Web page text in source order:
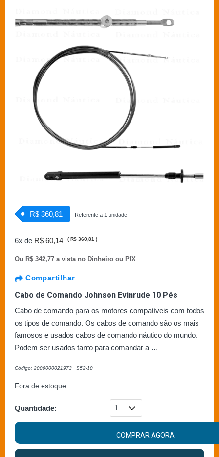
R$ 360,81 Referente a 1 unidade
6x de R$ 60,14 ( R$ 360,81 )
Ou R$ 342,77 a vista no Dinheiro ou PIX
Compartilhar
Cabo de Comando Johnson Evinrude 10 Pés
Cabo de comando para os motores compatíveis com todos
os tipos de comando. Os cabos de comando são os mais
famosos e usados cabos de comando náutico do mundo.
Podem ser usados tanto para comandar a …
Código: 2000000021973 | S52-10
Fora de estoque
Quantidade:
COMPRAR AGORA